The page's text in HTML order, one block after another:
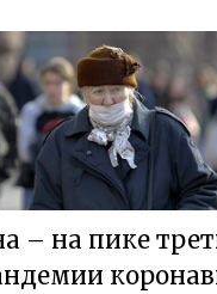
– на пике